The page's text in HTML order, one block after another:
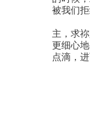
被我们拒
主，求
更细心
点滴，